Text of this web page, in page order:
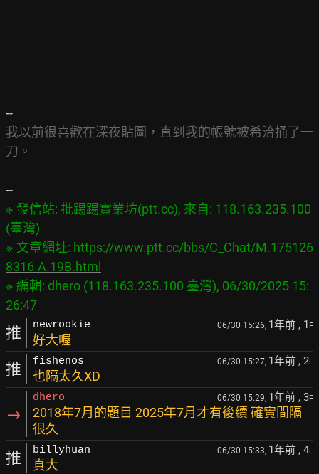
我以前很喜歡在深夜貼圖，直到我的帳號被希洽捅了一
刀。
※ 發信站: 批踢踢實業坊(ptt.cc), 來自: 118.163.235.100
(臺灣)
※ 文章網址: https://www.ptt.cc/bbs/C_Chat/M.175126
8316.A.19B.html
※ 編輯: dhero (118.163.235.100 臺灣), 06/30/2025 15:
推 newrookie 06/30 15:26, 1年前 , 1 F
好大喔
推 fishenos 06/30 15:27, 1年前 , 2F
也隔太久XD
→
dhero 06/30 15:29, 1年前 , 3F
2018年7月的題目 2025年7月才有後續 確實間隔
很久
推 billyhuan 06/30 15:33, 1年前 , 4F
真大